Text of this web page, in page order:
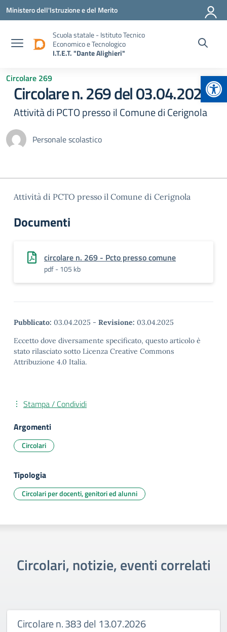
Vai ai contenuti
Vai al menu di navigazione
Vai al footer
Ministero dell'Istruzione e del Merito
Scuola statale - Istituto Tecnico
Economico e Tecnologico
I.T.E.T. "Dante Alighieri"
Circolare 269
Circolare n. 269 del 03.04.2025
Attività di PCTO presso il Comune di Cerignola
Personale scolastico
Attività di PCTO presso il Comune di Cerignola
Documenti
circolare n. 269 - Pcto presso comune
pdf - 105 kb
Pubblicato: 03.04.2025 - Revisione: 03.04.2025
Eccetto dove diversamente specificato, questo articolo è
stato rilasciato sotto Licenza Creative Commons
Attribuzione 4.0 Italia.
Stampa / Condividi
Argomenti
Circolari
Tipologia
Circolari per docenti, genitori ed alunni
Circolari, notizie, eventi correlati
Circolare n. 383 del 13.07.2026